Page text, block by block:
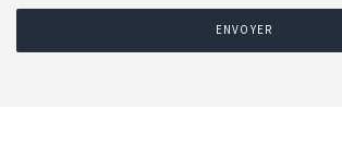
ENVOYER